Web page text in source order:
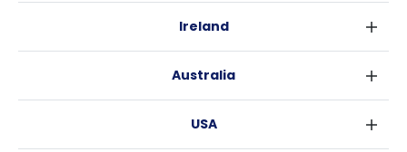
กลาสโกว
เอดินเบอระ
Ireland
Australia
USA